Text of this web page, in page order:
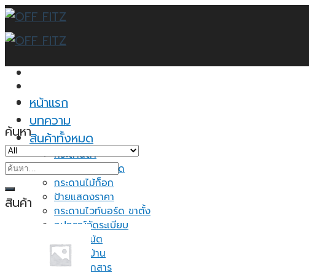
Skip
to
content
หน้าแรก
บทความ
สินค้าทั้งหมด
กระดานดำ
กระดานไวท์บอร์ด
กระดานไม้ก็อก
ป้ายแสดงราคา
กระดานไวท์บอร์ด ขาตั้ง
อุปกรณ์จัดระเบียบ
กระดาษโน้ต
ของใช้ในบ้าน
ชั้นวางเอกสาร
ค้นหา
ค้นหา:
สินค้า